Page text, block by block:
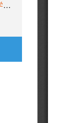
中南大学资源加工与生物工程学院非事业编工作人员招聘公告